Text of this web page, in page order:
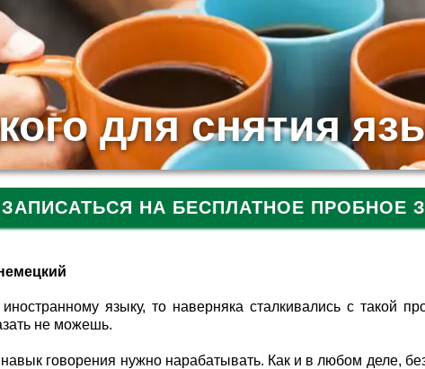
для снятия
ЗАПИСАТЬСЯ НА БЕСПЛАТНОЕ ПРОБНОЕ
языку, то наверняка сталкивались с такой
не можешь.
говорения нужно нарабатывать. Как и в любом деле,